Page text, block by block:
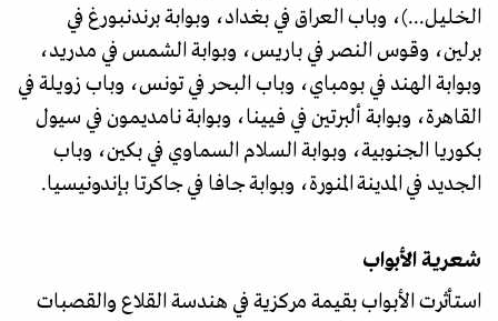
الخليل...)، وباب العراق في بغداد، وبوابة برندنبورغ في
برلين، وقوس النصر في باريس، وبوابة الشمس في مدريد،
وبوابة الهند في بومباي، وباب البحر في تونس، وباب زويلة في
القاهرة، وبوابة ألبرتين في فيينا، وبوابة نامديمون في سيول
بكوريا الجنوبية، وبوابة السلام السماوي في بكين، وباب
الجديد في المدينة المنورة، وبوابة جافا في جاكرتا بإندونيسيا.
شعرية الأبواب
استأثرت الأبواب بقيمة مركزية في هندسة القلاع والقصبات